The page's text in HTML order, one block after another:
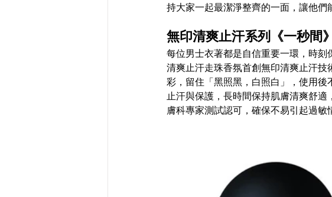
持大家一起最潔淨整齊的一面，讓他們
無印清爽止汗系列《一秒間
每位男士衣著都是自信重要一環，時
清爽止汗走珠香氛首創無印清爽止汗
彩，留住「黑照黑，白照白」，使用
止汗與保護，長時間保持肌膚清爽舒
膚科專家測試認可，確保不易引起過